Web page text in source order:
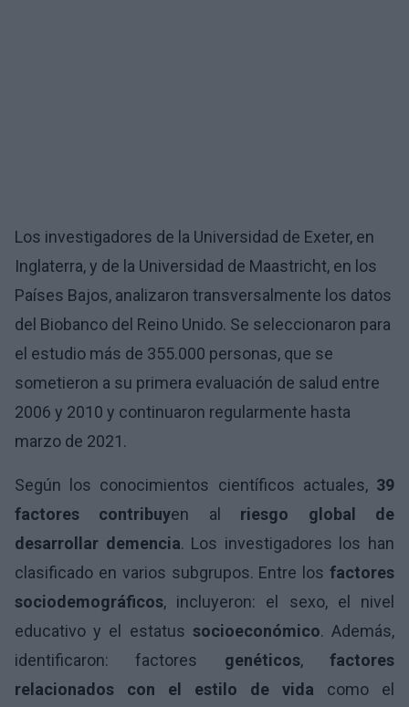
Los investigadores de la Universidad de Exeter, en
Inglaterra, y de la Universidad de Maastricht, en los
Países Bajos, analizaron transversalmente los datos
del Biobanco del Reino Unido. Se seleccionaron para
el estudio más de 355.000 personas, que se
sometieron a su primera evaluación de salud entre
2006 y 2010 y continuaron regularmente hasta
marzo de 2021.
Según los conocimientos científicos actuales, 39
factores contribuyen al riesgo global de
desarrollar demencia. Los investigadores los han
clasificado en varios subgrupos. Entre los factores
sociodemográficos, incluyeron: el sexo, el nivel
educativo y el estatus socioeconómico. Además,
identificaron: factores genéticos,factores
relacionados con el estilo de vida como el